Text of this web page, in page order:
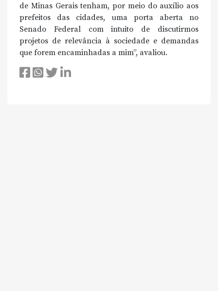
de Minas Gerais tenham, por meio do auxílio aos
prefeitos das cidades, uma porta aberta no
Senado Federal com intuito de discutirmos
projetos de relevância à sociedade e demandas
que forem encaminhadas a mim”, avaliou.